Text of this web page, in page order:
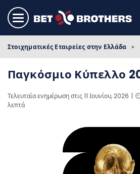
Στοιχηματικές Εταιρείες στην Ελλάδα »
Παγκόσμιο Κύπελλο
Τελευταία ενημέρωση στις 11 Ιουνίου, 2026
λεπτά